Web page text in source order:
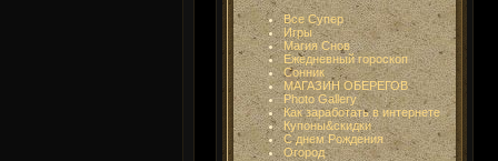
Все Супер
Игры
Магия Снов
Ежедневный гороскоп
Сонник
МАГАЗИН ОБЕРЕГОВ
Photo Gallery
Как заработать в интернете
Купоны&скидки
С днем Рождения
Огород